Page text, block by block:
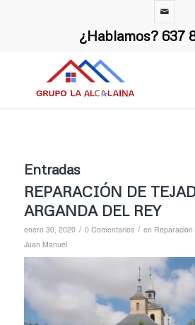
¿Hablamos? 637
Entradas
REPARACIÓN DE
ARGANDA DEL REY
enero 30, 2020 / 0 Comentarios / en Reparación
Juan Manuel